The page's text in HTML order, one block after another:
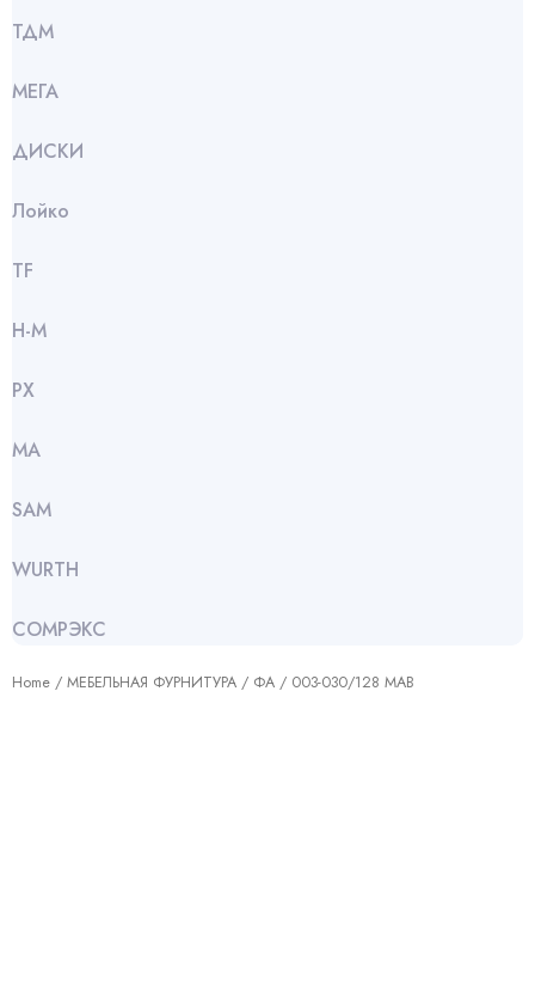
ТДМ
МЕГА
ДИСКИ
Лойко
TF
Н-М
РХ
МА
SАМ
WURTH
СОМРЭКС
Home / МЕБЕЛЬНАЯ ФУРНИТУРА / ФА / 003-030/128 МАВ